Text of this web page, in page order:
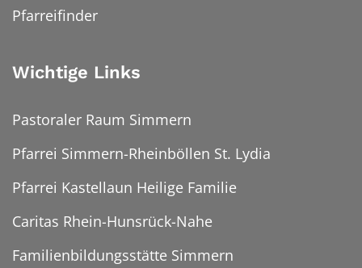
Pfarreifinder
Wichtige Links
Pastoraler Raum Simmern
Pfarrei Simmern-Rheinböllen St. Lydia
Pfarrei Kastellaun Heilige Familie
Caritas Rhein-Hunsrück-Nahe
Familienbildungsstätte Simmern